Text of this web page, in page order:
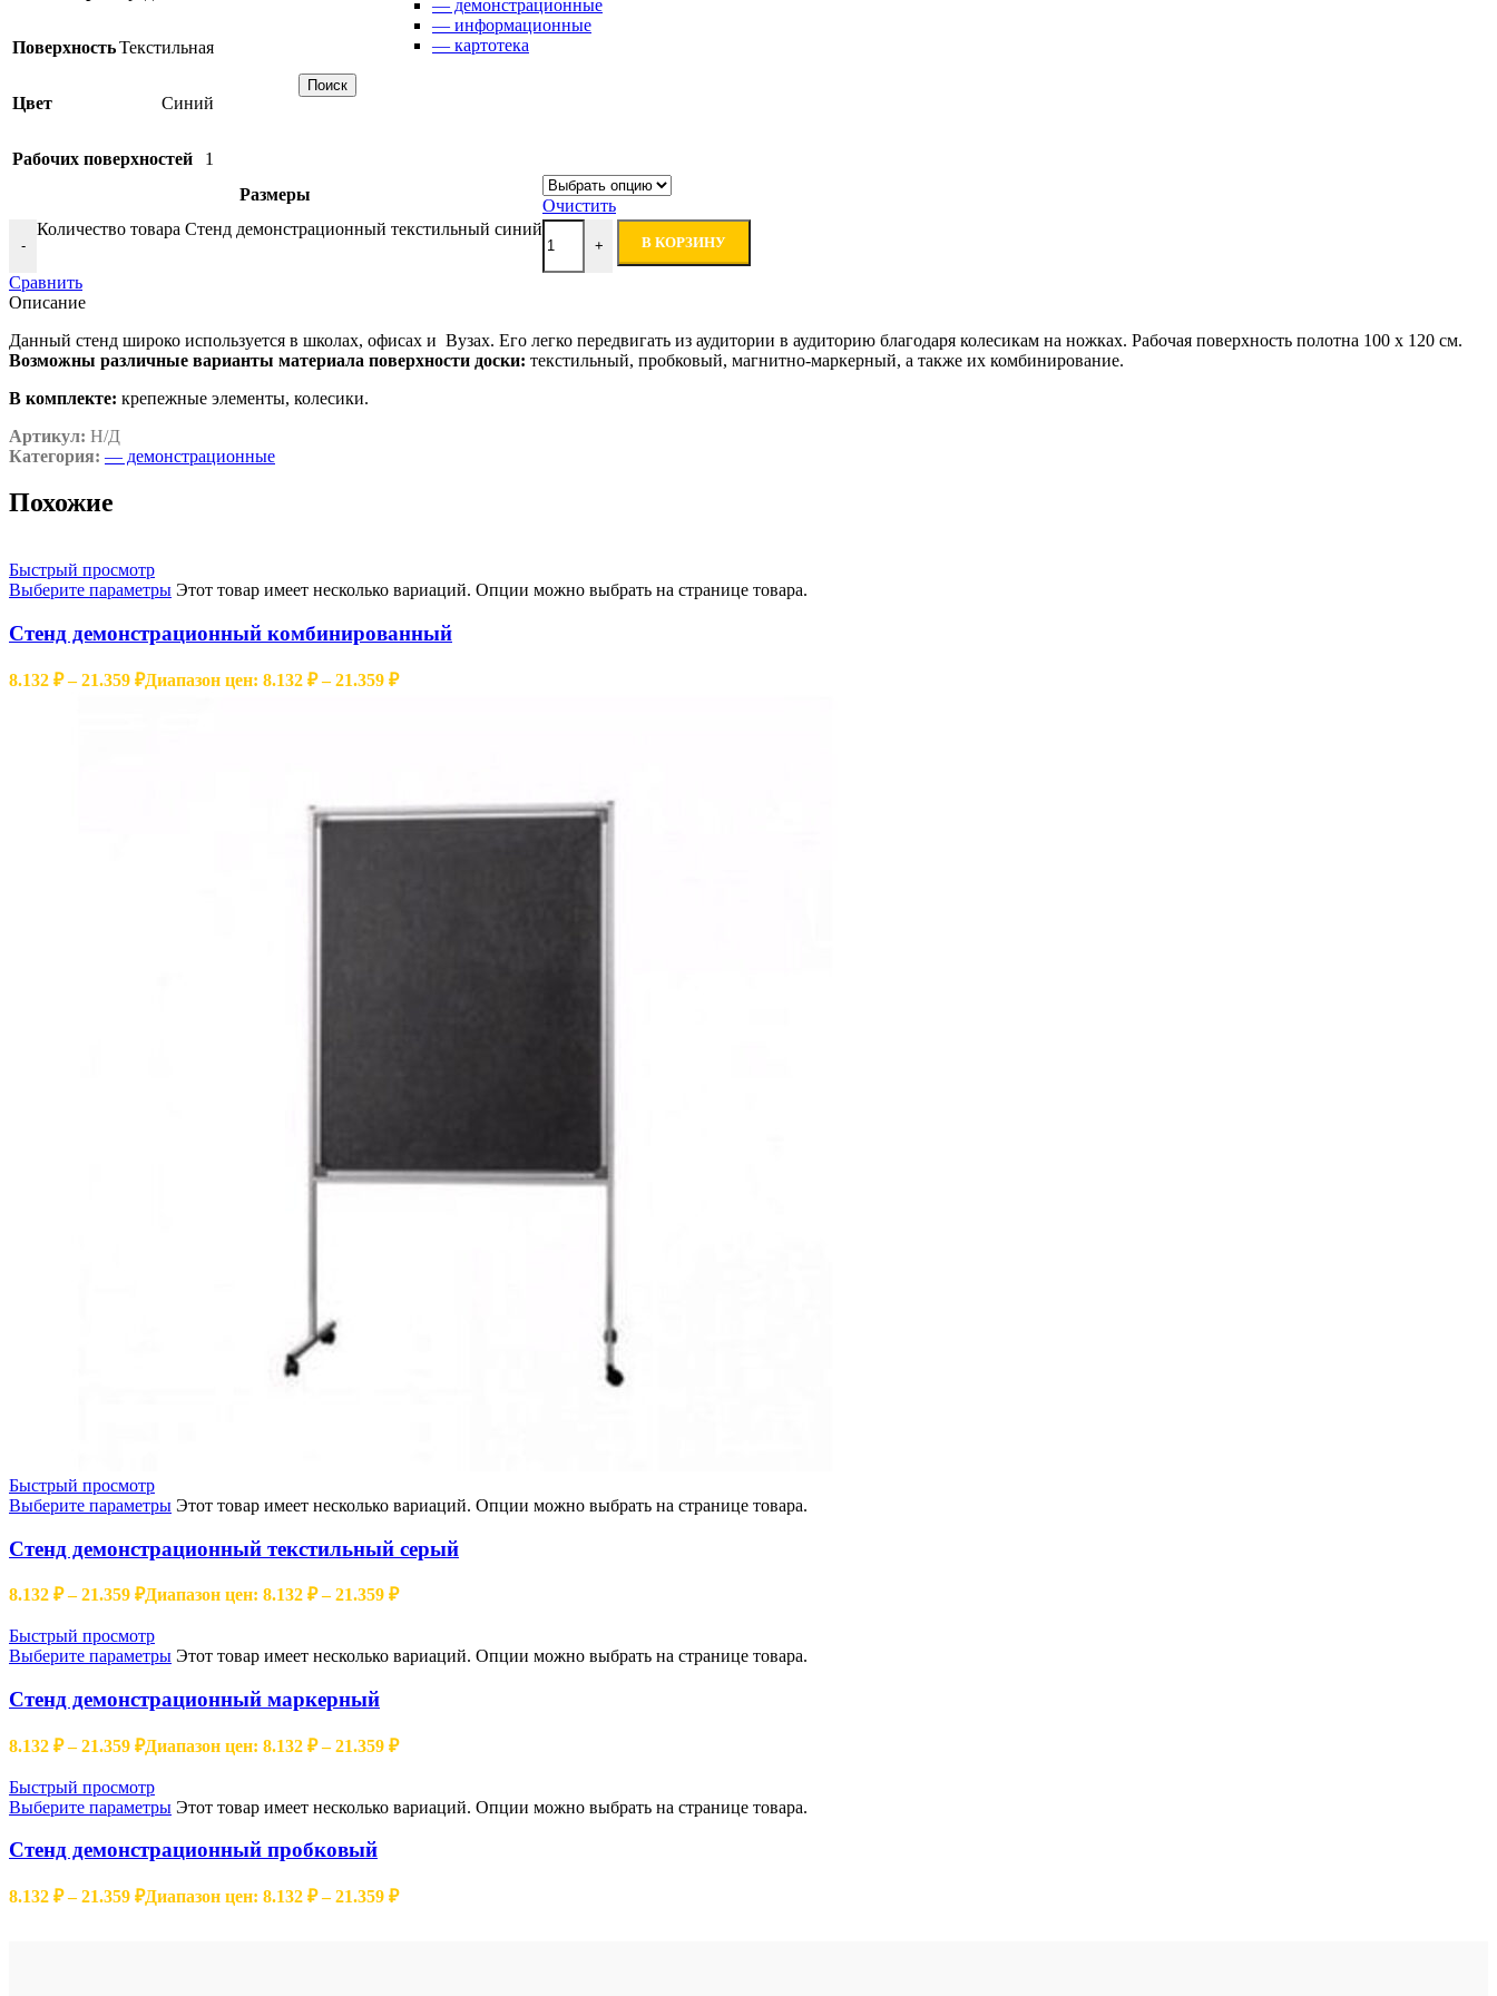
— демонстрационные
— информационные
— картотека
Поиск
• меловые
• маркерные
• комбинированные
• комбинированные
Поворотные доски
• меловые
Мольберты
• маркерные
• комбинированные
ПоверхностьТекстильная
Цвет Синий
Рабочих поверхностей
1
Размеры
Очистить
-
Количество товара Стенд демонстрационный текстильный синий
+ В КОРЗИНУ
Сравнить
Описание
Данный стенд широко используется в школах, офисах и Вузах. Его легко передвигать из аудитории в аудиторию благодаря колесикам на ножках. Рабочая поверхность полотна 100 х 120 см.
Возможны различные варианты материала поверхности доски: текстильный, пробковый, магнитно-маркерный, а также их комбинирование.
В комплекте: крепежные элементы, колесики.
Артикул: Н/Д
Категория: — демонстрационные
Похожие
Быстрый просмотр
Выберите параметры Этот товар имеет несколько вариаций. Опции можно выбрать на странице товара.
Стенд демонстрационный комбинированный
8.132 ₽ – 21.359 ₽Диапазон цен: 8.132 ₽ – 21.359 ₽
Быстрый просмотр
Выберите параметры Этот товар имеет несколько вариаций. Опции можно выбрать на странице товара.
Стенд демонстрационный текстильный серый
8.132 ₽ – 21.359 ₽Диапазон цен: 8.132 ₽ – 21.359 ₽
Быстрый просмотр
Выберите параметры Этот товар имеет несколько вариаций. Опции можно выбрать на странице товара.
Стенд демонстрационный маркерный
8.132 ₽ – 21.359 ₽Диапазон цен: 8.132 ₽ – 21.359 ₽
Быстрый просмотр
Выберите параметры Этот товар имеет несколько вариаций. Опции можно выбрать на странице товара.
Стенд демонстрационный пробковый
8.132 ₽ – 21.359 ₽Диапазон цен: 8.132 ₽ – 21.359 ₽